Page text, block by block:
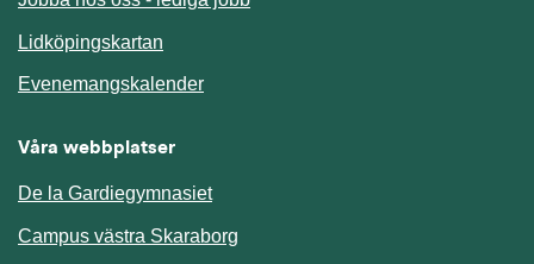
Lidköpingskartan
EvenemangskalenderLänk till annan webbplats.
Våra webbplatser
De la Gardiegymnasiet
Campus västra Skaraborg